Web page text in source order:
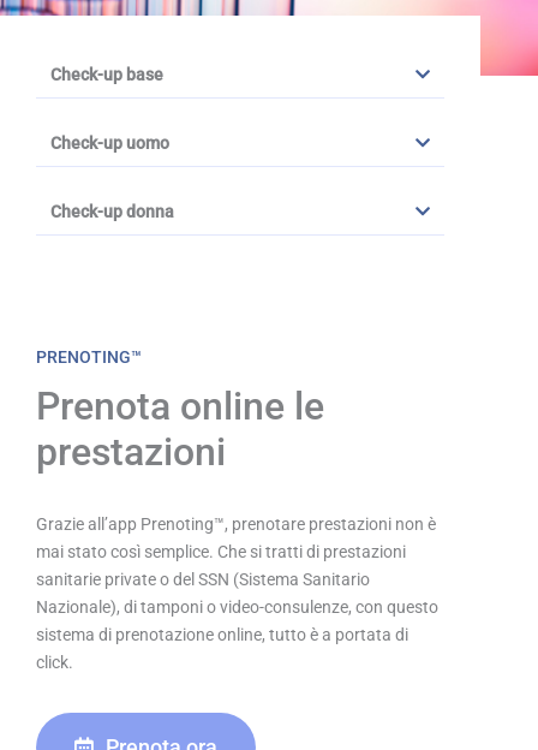
Check-up base
Check-up uomo
Check-up donna
PRENOTING™
Prenota online le
prestazioni
Grazie all’app Prenoting™, prenotare prestazioni non è
mai stato così semplice. Che si tratti di prestazioni
sanitarie private o del SSN (Sistema Sanitario
Nazionale), di tamponi o video-consulenze, con questo
sistema di prenotazione online, tutto è a portata di
click.